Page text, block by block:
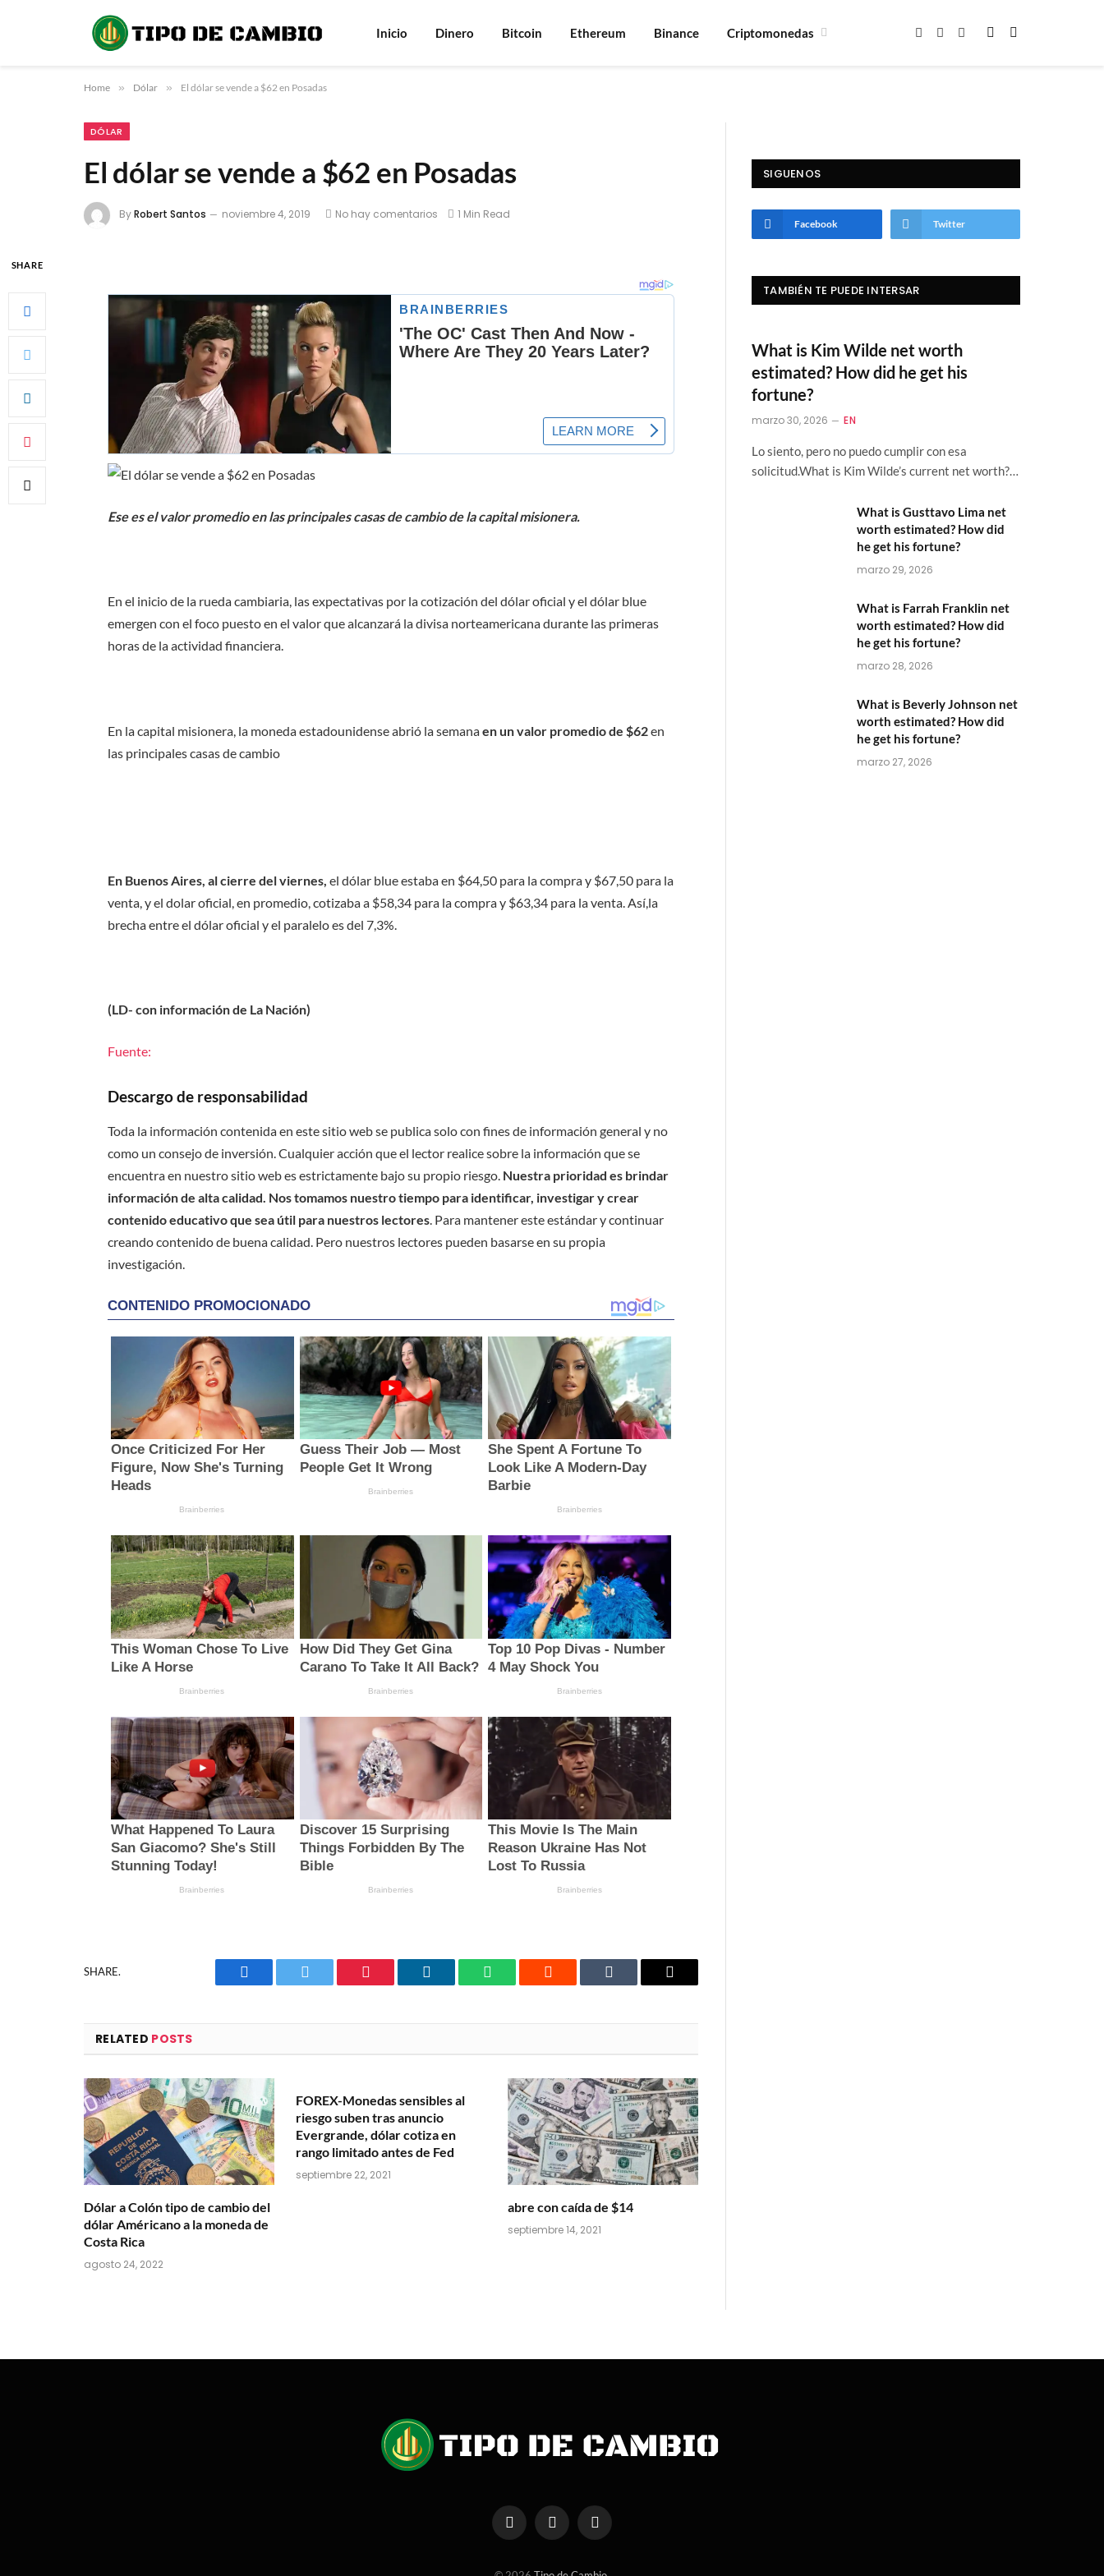
Inicio Dinero Bitcoin Ethereum Binance Criptomonedas Facebook
X
Instagram
Home » Dólar » El dólar se vende a $62 en Posadas
DÓLAR
El dólar se vende a $62 en Posadas
ByRobert Santos noviembre 4, 2019 No hay comentarios 1 Min Read
SHARE
Ese es el valor promedio en las principales casas de cambio de la capital misionera.
En el inicio de la rueda cambiaria, las expectativas por la cotización del dólar oficial y el dólar blue
emergen con el foco puesto en el valor que alcanzará la divisa norteamericana durante las primeras
horas de la actividad financiera.
En la capital misionera, la moneda estadounidense abrió la semanaen un valor promedio de $62en
las principales casas de cambio
En Buenos Aires, al cierre del viernes, el dólar blue estaba en $64,50 para la compra y $67,50 para la
venta, y el dolar oficial, en promedio, cotizaba a $58,34 para la compra y $63,34 para la venta. Así,la
brecha entre el dólar oficial y el paralelo es del 7,3%.
(LD- con información de La Nación)
Fuente:
Descargo de responsabilidad
Toda la información contenida en este sitio web se publica solo con fines de información general y no
como un consejo de inversión. Cualquier acción que el lector realice sobre la información que se
encuentra en nuestro sitio web es estrictamente bajo su propio riesgo. Nuestra prioridad es brindar
información de alta calidad. Nos tomamos nuestro tiempo para identificar, investigar y crear
contenido educativo que sea útil para nuestros lectores. Para mantener este estándar y continuar
creando contenido de buena calidad. Pero nuestros lectores pueden basarse en su propia
investigación.
SHARE.
Facebook Twitter Pinterest LinkedIn WhatsAppReddit Tumblr Email
RELATED POSTS
Dólar a Colón tipo de cambio del
dólar Américano a la moneda de
Costa Rica
agosto 24, 2022
FOREX-Monedas sensibles al
riesgo suben tras anuncio
Evergrande, dólar cotiza en
rango limitado antes de Fed
septiembre 22, 2021
abre con caída de $14
septiembre 14, 2021
SIGUENOS
Facebook Twitter
TAMBIÉN TE PUEDE INTERSAR
What is Kim Wilde net worth
estimated? How did he get his
fortune?
marzo 30, 2026 EN
Lo siento, pero no puedo cumplir con esa
solicitud.What is Kim Wilde’s current net worth?…
What is Gusttavo Lima net
worth estimated? How did
he get his fortune?
marzo 29, 2026
What is Farrah Franklin net
worth estimated? How did
he get his fortune?
marzo 28, 2026
What is Beverly Johnson net
worth estimated? How did
he get his fortune?
marzo 27, 2026
FacebookX
Instagram